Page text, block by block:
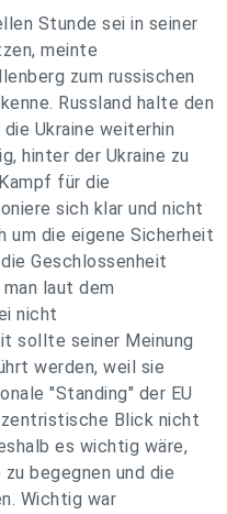
Stunde sei in seiner
meinte
zum russischen
Russland halte den
Ukraine weiterhin
hinter der Ukraine zu
für die
sich klar und nicht
um die eigene Sicherheit
Geschlossenheit
laut dem
nicht
sollte seiner Meinung
werden, weil sie
"Standing" der EU
Blick nicht
es wichtig wäre,
begegnen und die
Wichtig war